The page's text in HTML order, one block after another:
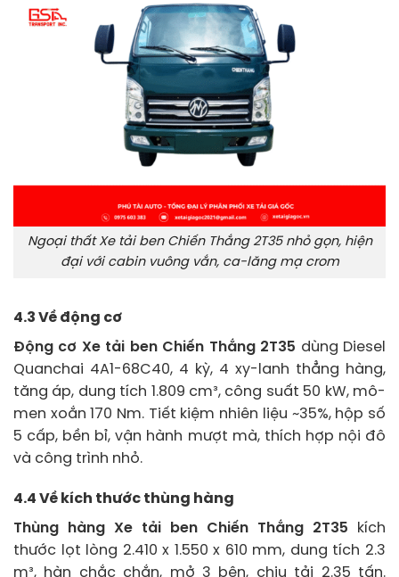
Ngoại thất Xe tải ben Chiến Thắng 2T35 nhỏ gọn, hiện
đại với cabin vuông vắn, ca-lăng mạ crom
4.3 Về động cơ
Động cơ Xe tải ben Chiến Thắng 2T35 dùng Diesel
Quanchai 4A1-68C40, 4 kỳ, 4 xy-lanh thẳng hàng,
tăng áp, dung tích 1.809 cm³, công suất 50 kW, mô-
men xoắn 170 Nm. Tiết kiệm nhiên liệu ~35%, hộp số
5 cấp, bền bỉ, vận hành mượt mà, thích hợp nội đô
và công trình nhỏ.
4.4 Về kích thước thùng hàng
Thùng hàng Xe tải ben Chiến Thắng 2T35 kích
thước lọt lòng 2.410 x 1.550 x 610 mm, dung tích 2.3
m³, hàn chắc chắn, mở 3 bên, chịu tải 2.35 tấn.